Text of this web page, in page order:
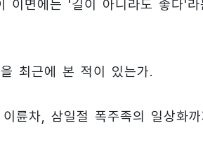
이면에는 '길이 아니라도 좋다'라
최근에 본 적이 있는가.
륜차, 삼일절 폭주족의 일상화까